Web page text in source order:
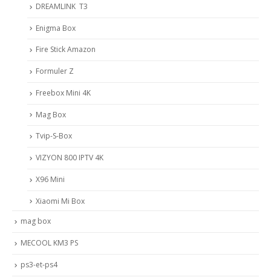
DREAMLINK T3
Enigma Box
Fire Stick Amazon
Formuler Z
Freebox Mini 4K
Mag Box
Tvip-S-Box
VIZYON 800 IPTV 4K
X96 Mini
Xiaomi Mi Box
mag box
MECOOL KM3 PS
ps3-et-ps4